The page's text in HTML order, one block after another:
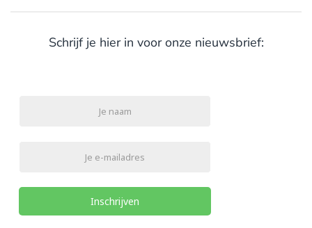
Schrijf je hier in voor onze nieuwsbrief:
Inschrijven